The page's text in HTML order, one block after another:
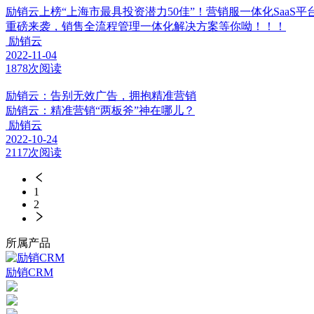
励销云上榜“上海市最具投资潜力50佳”！营销服一体化SaaS平
重磅来袭，销售全流程管理一体化解决方案等你呦！！！
励销云
2022-11-04
1878次阅读
励销云：告别无效广告，拥抱精准营销
励销云：精准营销“两板斧”神在哪儿？
励销云
2022-10-24
2117次阅读
1
2
所属产品
励销CRM